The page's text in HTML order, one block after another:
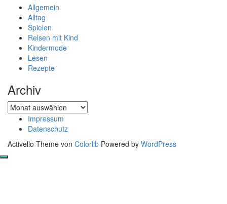
Allgemein
Alltag
Spielen
Reisen mit Kind
Kindermode
Lesen
Rezepte
Archiv
Archiv
Impressum
Datenschutz
Activello Theme von Colorlib Powered by WordPress